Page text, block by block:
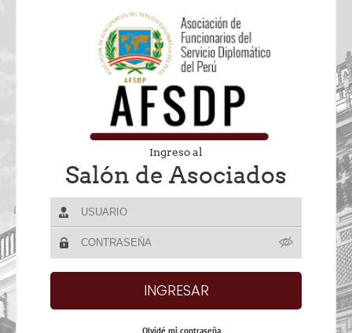
Ingreso al
Salón de Asociados
Olvidé mi contraseña